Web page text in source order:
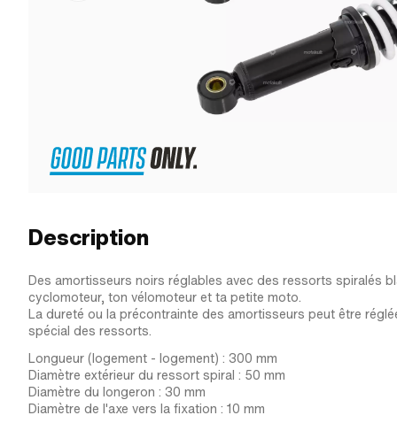
Description
Des amortisseurs noirs réglables avec des ressorts spiralés
cyclomoteur, ton vélomoteur et ta petite moto.
La dureté ou la précontrainte des amortisseurs peut être
spécial des ressorts.
Longueur (logement - logement) : 300 mm
Diamètre extérieur du ressort spiral : 50 mm
Diamètre du longeron : 30 mm
Diamètre de l'axe vers la fixation : 10 mm